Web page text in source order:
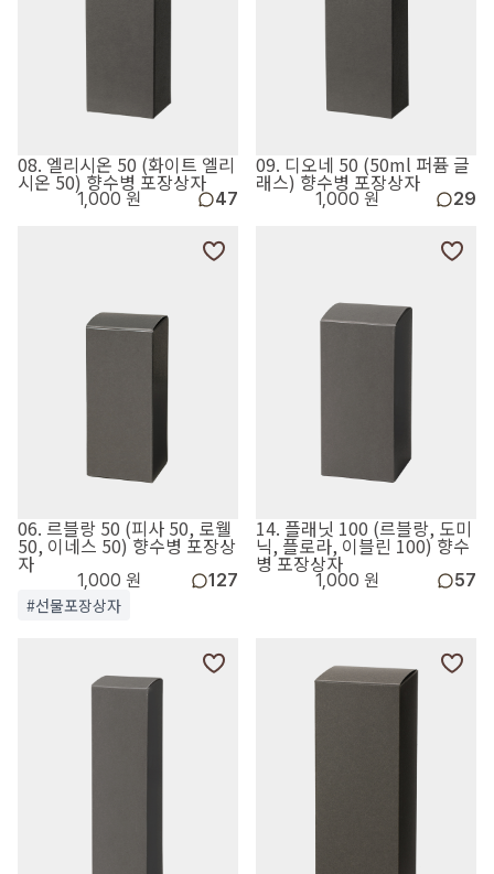
08. 엘리시온 50 (화이트 엘리
시온 50) 향수병 포장상자
1,000 원 47
09. 디오네 50 (50ml 퍼퓸 글
래스) 향수병 포장상자
1,000 원 29
06. 르블랑 50 (피사 50, 로웰
50, 이네스 50) 향수병 포장상
자
1,000 원 127
#선물포장상자
14. 플래닛 100 (르블랑, 도미
닉, 플로라, 이블린 100) 향수
병 포장상자
1,000 원 57